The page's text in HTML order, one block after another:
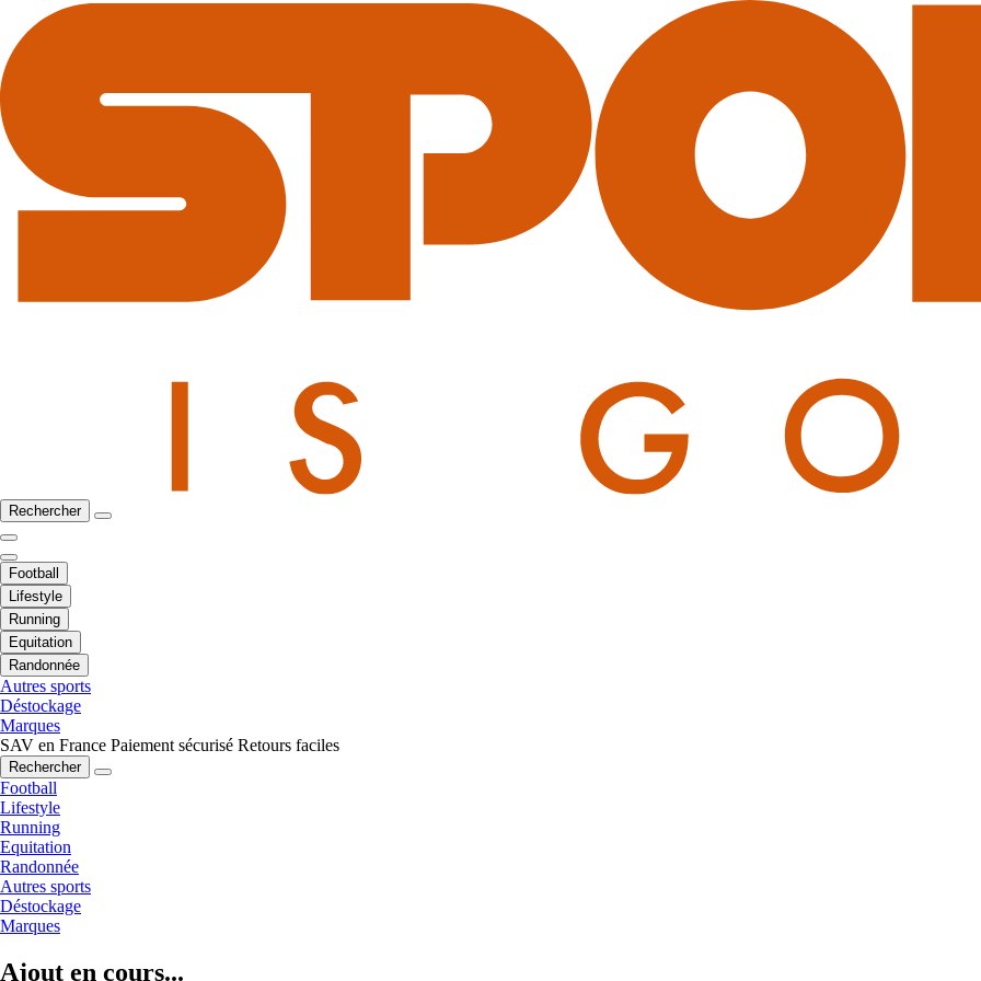
Rechercher
Football
Lifestyle
Running
Equitation
Randonnée
Autres sports
Déstockage
Marques
SAV en France Paiement sécurisé Retours faciles
Rechercher
Football
Lifestyle
Running
Equitation
Randonnée
Autres sports
Déstockage
Marques
Ajout en cours...